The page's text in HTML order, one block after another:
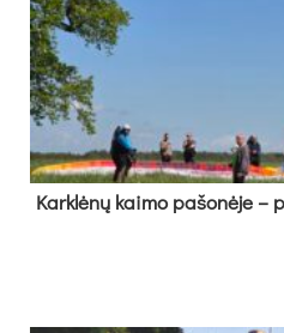
Kark­lė­nų kai­mo pa­šo­nė­je –